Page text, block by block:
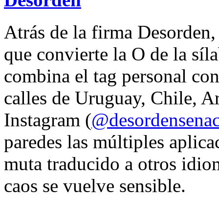
Atrás de la firma
que convierte la O de la
combina el tag personal
calles de Uruguay, Chile,
Instagram (
paredes las múltiples
muta traducido a otros
caos se vuelve sensible.